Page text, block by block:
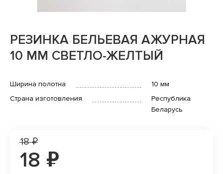
РЕЗИНКА БЕЛЬЕВАЯ АЖУРНАЯ
10 ММ СВЕТЛО-ЖЕЛТЫЙ
Ширина полотна
10 мм
Страна изготовления
Республика
Беларусь
18 ₽
18 ₽